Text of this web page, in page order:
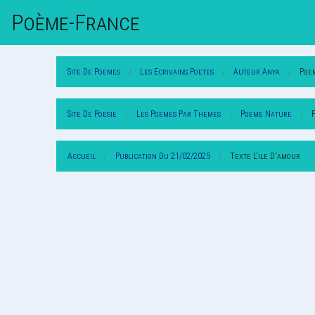
Poème-FrAnce
Site De Poemes Les Ecrivains Poetes Auteur Anya
Site De Poesie Les Poemes Par Themes Poeme Nature
Accueil Publication Du 21/02/2025 Texte L'ile D'amour